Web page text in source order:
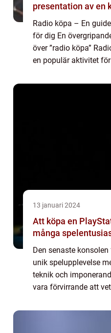
presentation av en
Radio köpa – En
för dig En
över ”radio köpa”
en populär aktivitet
sitt hem ell...
13 januari 2024
Att köpa en
många
Den senaste
unik spelupplevelse
teknik och
vara förvirrande att
tanke på den höga